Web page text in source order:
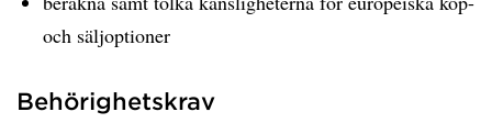
och säljoptioner
Behörighetskrav